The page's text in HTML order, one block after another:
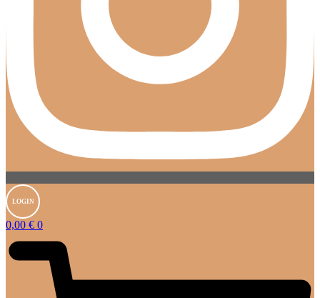
LOGIN
0,00 € 0